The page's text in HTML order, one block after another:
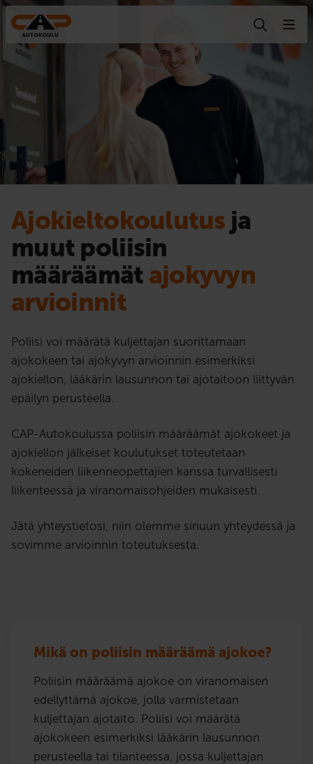
Hyppää sisältöön
Ajokieltokoulutus ja
muut poliisin
määräämät ajokyvyn
arvioinnit
Poliisi voi määrätä kuljettajan suorittamaan
ajokokeen tai ajokyvyn arvioinnin esimerkiksi
ajokiellon, lääkärin lausunnon tai ajotaitoon liittyvän
epäilyn perusteella.
CAP-Autokoulussa poliisin määräämät ajokokeet ja
ajokiellon jälkeiset koulutukset toteutetaan
kokeneiden liikenneopettajien kanssa turvallisesti
liikenteessä ja viranomaisohjeiden mukaisesti.
Jätä yhteystietosi, niin olemme sinuun yhteydessä ja
sovimme arvioinnin toteutuksesta.
Mikä on poliisin määräämä ajokoe?
Poliisin määräämä ajokoe on viranomaisen
edellyttämä ajokoe, jolla varmistetaan
kuljettajan ajotaito. Poliisi voi määrätä
ajokokeen esimerkiksi lääkärin lausunnon
perusteella tai tilanteessa, jossa kuljettajan